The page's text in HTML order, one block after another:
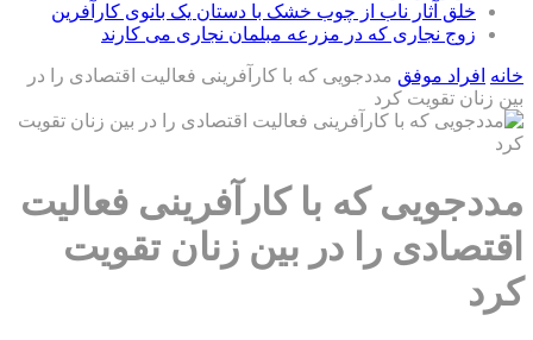
خلق آثار ناب از چوب خشک با دستان یک بانوی کارآفرین
زوج نجاری که در مزرعه مبلمان نجاری می کارند
خانه افراد موفق مددجویی که با کارآفرینی فعالیت اقتصادی را در
بین زنان ‌تقویت کرد
مددجویی که با کارآفرینی فعالیت
اقتصادی را در بین زنان ‌تقویت
کرد